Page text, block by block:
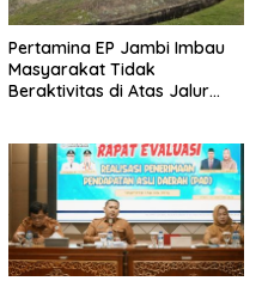
Pertamina EP Jambi Imbau
Masyarakat Tidak
Beraktivitas di Atas Jalur